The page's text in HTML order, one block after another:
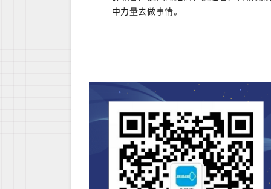
中力量去做事情。